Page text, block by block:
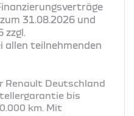
31.08.2026 und
zzgl.
allen teilnehmenden
Renault Deutschland
bis
km. Mit